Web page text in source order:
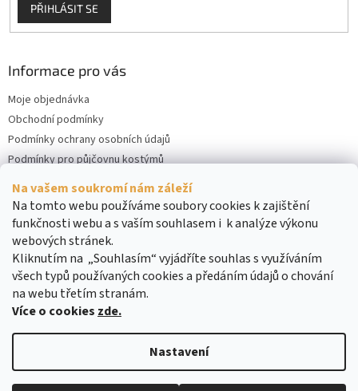
Na vašem soukromí nám záleží
Na tomto webu používáme soubory cookies k zajištění
funkčnosti webu a s vaším souhlasem i k analýze výkonu
webových stránek.
Kliknutím na „Souhlasím“ vyjádříte souhlas s využíváním
všech typů používaných cookies a předáním údajů o chování
na webu třetím stranám.
Více o cookies zde.
Nastavení
PŘIHLÁSIT SE
Informace pro vás
Moje objednávka
Obchodní podmínky
Podmínky ochrany osobních údajů
Podmínky pro půjčovnu kostýmů
Kontakty
Cookies